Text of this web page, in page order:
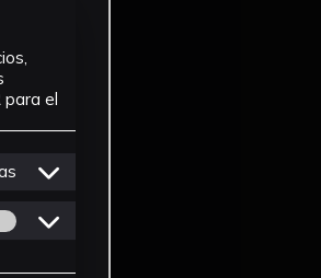
para el
cookies de Personalizacion